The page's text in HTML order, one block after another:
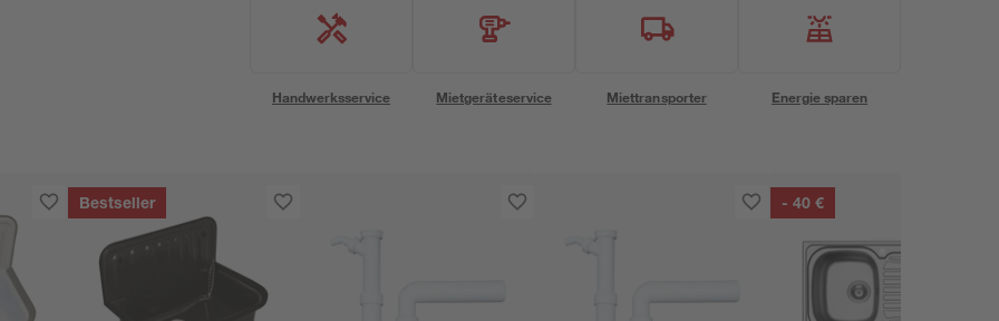
Handwerksservice Mietgeräteservice Miettransporter Energie sparen
Bestseller - 40 €